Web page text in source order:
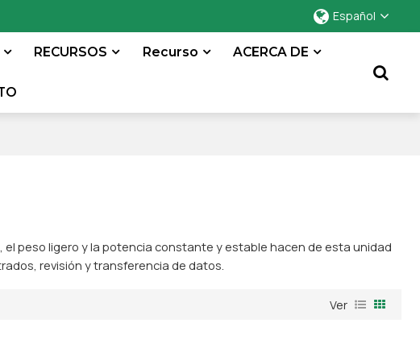
Español
RECURSOS Recurso ACERCA DE
peso ligero y la potencia constante y estable hacen de esta unidad
revisión y transferencia de datos.
Ver